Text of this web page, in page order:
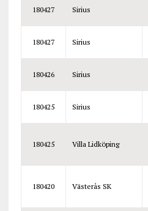
180427 Sirius
180427 Sirius
180426 Sirius
180425 Sirius
180425 Villa Lidköping
180420 Västerås SK